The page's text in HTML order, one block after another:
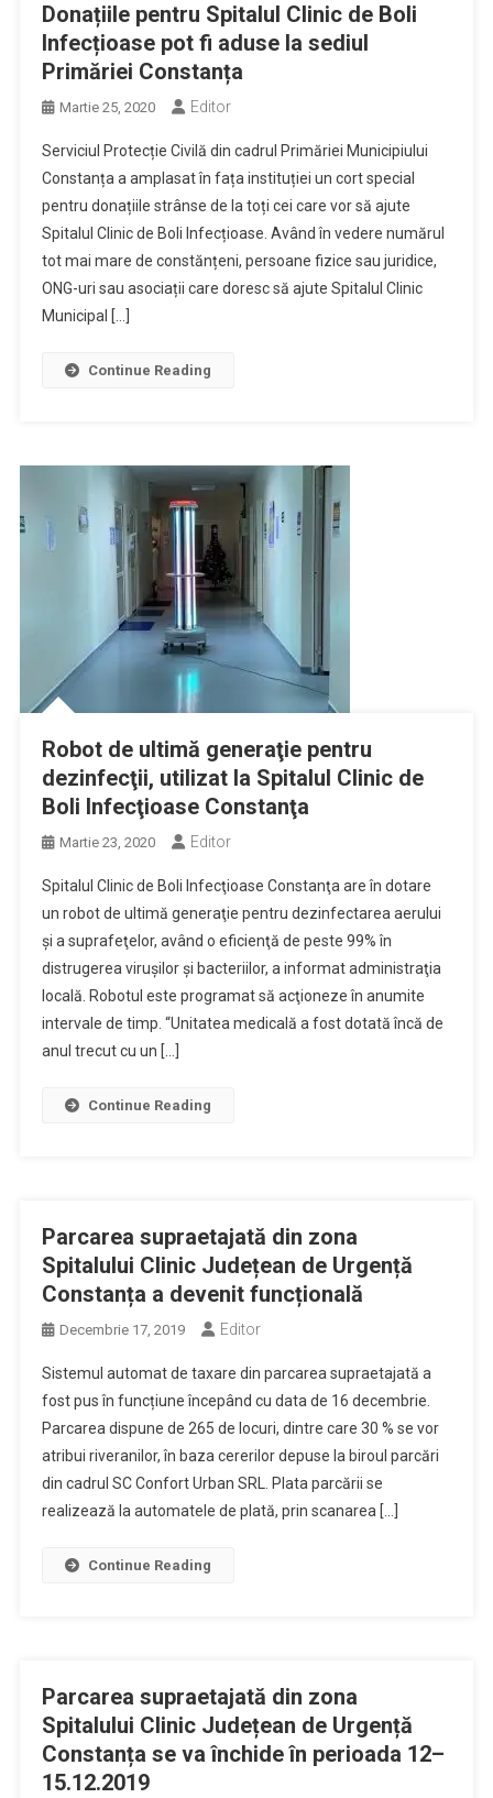
Donațiile pentru Spitalul Clinic de Boli
Infecțioase pot fi aduse la sediul
Primăriei Constanța
Martie 25, 2020 Editor
Serviciul Protecție Civilă din cadrul Primăriei Municipiului
Constanța a amplasat în fața instituției un cort special
pentru donațiile strânse de la toți cei care vor să ajute
Spitalul Clinic de Boli Infecțioase. Având în vedere numărul
tot mai mare de constănțeni, persoane fizice sau juridice,
ONG-uri sau asociații care doresc să ajute Spitalul Clinic
Municipal […]
Continue Reading
Robot de ultimă generaţie pentru
dezinfecţii, utilizat la Spitalul Clinic de
Boli Infecţioase Constanţa
Martie 23, 2020 Editor
Spitalul Clinic de Boli Infecţioase Constanţa are în dotare
un robot de ultimă generaţie pentru dezinfectarea aerului
şi a suprafeţelor, având o eficienţă de peste 99% în
distrugerea viruşilor şi bacteriilor, a informat administraţia
locală. Robotul este programat să acţioneze în anumite
intervale de timp. “Unitatea medicală a fost dotată încă de
anul trecut cu un […]
Continue Reading
Parcarea supraetajată din zona
Spitalului Clinic Județean de Urgență
Constanța a devenit funcțională
Decembrie 17, 2019 Editor
Sistemul automat de taxare din parcarea supraetajată a
fost pus în funcțiune începând cu data de 16 decembrie.
Parcarea dispune de 265 de locuri, dintre care 30 % se vor
atribui riveranilor, în baza cererilor depuse la biroul parcări
din cadrul SC Confort Urban SRL. Plata parcării se
realizează la automatele de plată, prin scanarea […]
Continue Reading
Parcarea supraetajată din zona
Spitalului Clinic Județean de Urgență
Constanța se va închide în perioada 12–
15.12.2019